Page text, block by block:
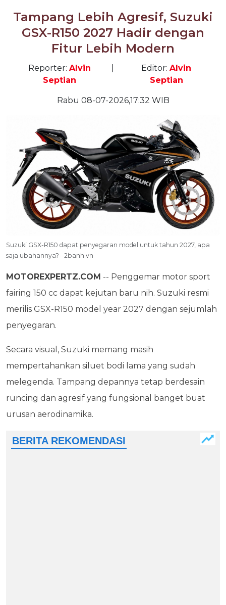
Tampang Lebih Agresif, Suzuki
GSX-R150 2027 Hadir dengan
Fitur Lebih Modern
Reporter: Alvin
Septian
Editor:Alvin
Septian
Rabu 08-07-2026,17:32 WIB
Suzuki GSX-R150 dapat penyegaran model untuk tahun 2027, apa
saja ubahannya?--2banh.vn
MOTOREXPERTZ.COM -- Penggemar motor sport
fairing 150 cc dapat kejutan baru nih. Suzuki resmi
merilis GSX-R150 model year 2027 dengan sejumlah
penyegaran.
Secara visual, Suzuki memang masih
mempertahankan siluet bodi lama yang sudah
melegenda. Tampang depannya tetap berdesain
runcing dan agresif yang fungsional banget buat
urusan aerodinamika.